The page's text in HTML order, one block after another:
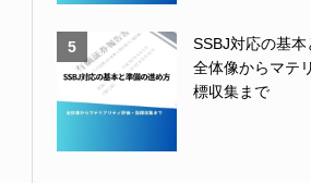
5
SSBJ対応の基
全体像からマテ
標収集まで